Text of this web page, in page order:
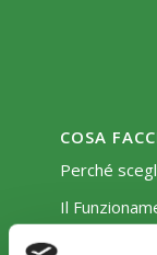
COSA
Perché
Il